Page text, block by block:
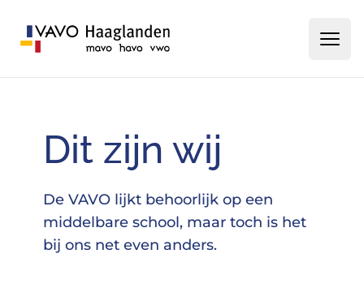
Dit zijn wij
De VAVO lijkt behoorlijk op een
middelbare school, maar toch is het
bij ons net even anders.